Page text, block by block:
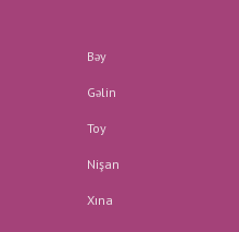
Bəy
Gəlin
Toy
Nişan
Xına